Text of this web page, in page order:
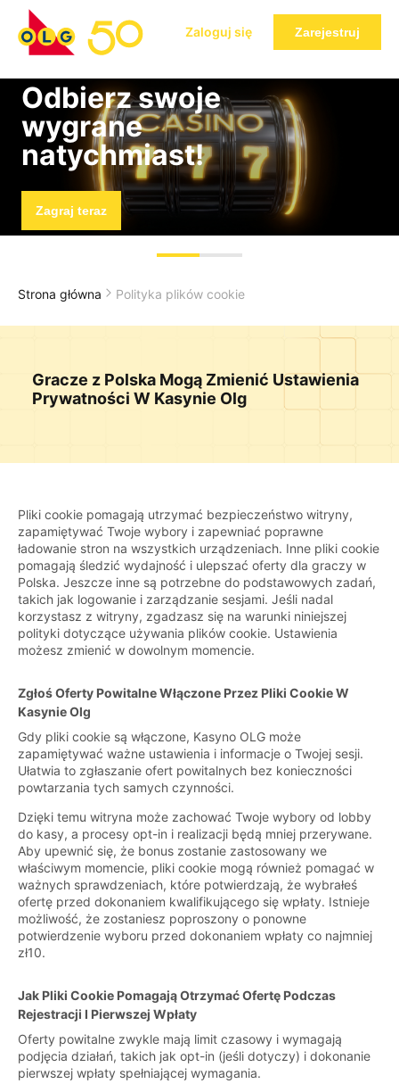
Zaloguj się Zarejestruj
Odbierz swoje
wygrane
natychmiast!
Zagraj teraz
Strona główna Polityka plików cookie
Gracze z Polska Mogą Zmienić Ustawienia
Prywatności W Kasynie Olg
Pliki cookie pomagają utrzymać bezpieczeństwo witryny,
zapamiętywać Twoje wybory i zapewniać poprawne
ładowanie stron na wszystkich urządzeniach. Inne pliki cookie
pomagają śledzić wydajność i ulepszać oferty dla graczy w
Polska. Jeszcze inne są potrzebne do podstawowych zadań,
takich jak logowanie i zarządzanie sesjami. Jeśli nadal
korzystasz z witryny, zgadzasz się na warunki niniejszej
polityki dotyczące używania plików cookie. Ustawienia
możesz zmienić w dowolnym momencie.
Zgłoś Oferty Powitalne Włączone Przez Pliki Cookie W
Kasynie Olg
Gdy pliki cookie są włączone, Kasyno OLG może
zapamiętywać ważne ustawienia i informacje o Twojej sesji.
Ułatwia to zgłaszanie ofert powitalnych bez konieczności
powtarzania tych samych czynności.
Dzięki temu witryna może zachować Twoje wybory od lobby
do kasy, a procesy opt-in i realizacji będą mniej przerywane.
Aby upewnić się, że bonus zostanie zastosowany we
właściwym momencie, pliki cookie mogą również pomagać w
ważnych sprawdzeniach, które potwierdzają, że wybrałeś
ofertę przed dokonaniem kwalifikującego się wpłaty. Istnieje
możliwość, że zostaniesz poproszony o ponowne
potwierdzenie wyboru przed dokonaniem wpłaty co najmniej
zł10.
Jak Pliki Cookie Pomagają Otrzymać Ofertę Podczas
Rejestracji I Pierwszej Wpłaty
Oferty powitalne zwykle mają limit czasowy i wymagają
podjęcia działań, takich jak opt-in (jeśli dotyczy) i dokonanie
pierwszej wpłaty spełniającej wymagania.